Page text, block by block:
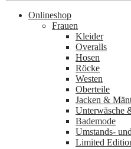
Menge
Onlineshop
Frauen
Kleider
Overalls
Hosen
Röcke
Westen
Oberteile
Jacken &
Unterwäsche
Bademode
Umstands-
Limited